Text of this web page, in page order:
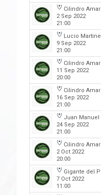
Cilindro Amarillo
2 Sep 2022
21:00
Lucio Martinez Garbino
9 Sep 2022
21:00
Cilindro Amarillo
11 Sep 2022
20:00
Cilindro Amarillo
16 Sep 2022
21:00
Juan Manuel A. Baglietto
24 Sep 2022
21:00
Cilindro Amarillo
2 Oct 2022
20:00
Gigante del Parque
7 Oct 2022
11:00